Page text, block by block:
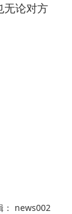
无论对方
： news002